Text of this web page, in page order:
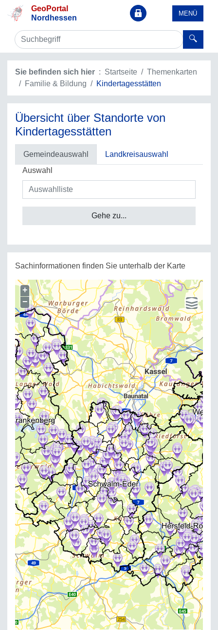
GeoPortal
Nordhessen
MENÜ
Sie befinden sich hier Startseite
Themenkarten
Familie & Bildung
Kindertagesstätten
Übersicht über Standorte von
Kindertagesstätten
Gemeindeauswahl
Landkreisauswahl
Auswahl
Gehe zu...
Sachinformationen finden Sie unterhalb der Karte
+
−